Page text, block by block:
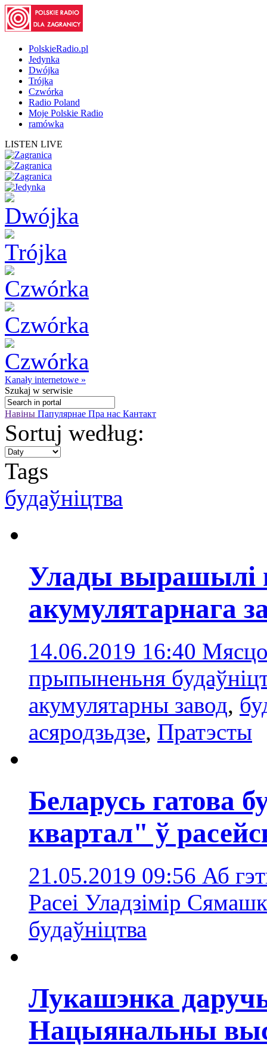
PolskieRadio.pl
Jedynka
Dwójka
Trójka
Czwórka
Radio Poland
Moje Polskie Radio
ramówka
LISTEN LIVE
Kanały internetowe »
Szukaj w serwisie
Навіны Папулярнае Пра нас Кантакт
Sortuj według:
Tags
будаўніцтва
Улады вырашылі
акумулятарнага
14.06.2019 16:40
прыпыненьня
акумулятарны завод,
асяродзьдзе, Пратэсты
Беларусь гатова
квартал" ў
21.05.2019 09:56 Аб
Расеі Уладзімір
будаўніцтва
Лукашэнка
Нацыянальны